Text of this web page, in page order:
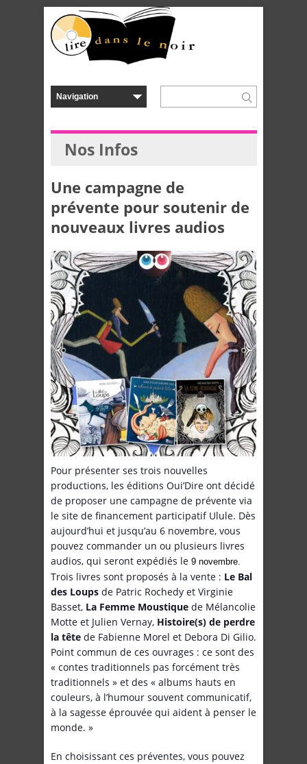
Nos Infos
Une campagne de
prévente pour soutenir de
nouveaux livres audios
Pour présenter ses trois nouvelles
productions, les éditions Oui’Dire ont décidé
de proposer une campagne de prévente via
le site de financement participatif Ulule. Dès
aujourd’hui et jusqu’au 6 novembre, vous
pouvez commander un ou plusieurs livres
audios, qui seront expédiés le 9 novembre.
Trois livres sont proposés à la vente : Le Bal
des Loups de Patric Rochedy et Virginie
Basset, La Femme Moustique de Mélancolie
Motte et Julien Vernay, Histoire(s) de perdre
la tête de Fabienne Morel et Debora Di Gilio.
Point commun de ces ouvrages : ce sont des
« contes traditionnels pas forcément très
traditionnels » et des « albums hauts en
couleurs, à l’humour souvent communicatif,
à la sagesse éprouvée qui aident à penser le
monde. »
En choisissant ces préventes, vous pouvez